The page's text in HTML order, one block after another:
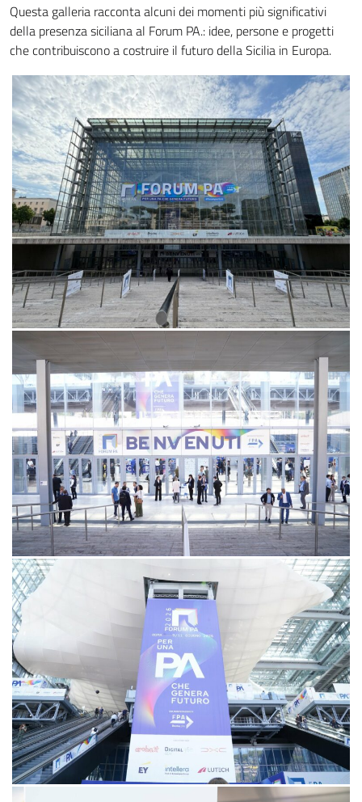
Questa galleria racconta alcuni dei momenti più significativi
della presenza siciliana al Forum PA.: idee, persone e progetti
che contribuiscono a costruire il futuro della Sicilia in Europa.